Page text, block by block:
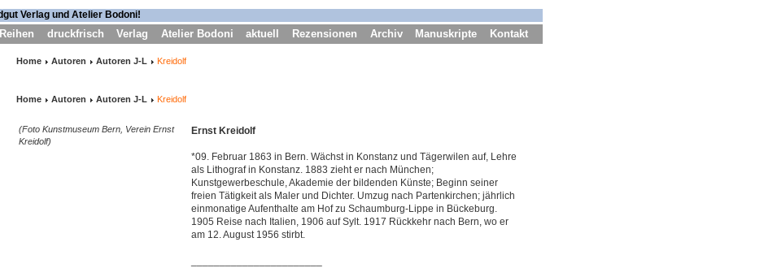
Reihen druckfrisch Verlag Atelier Bodoni aktuell Rezensionen Archiv Manuskripte Kontakt
Home Autoren Autoren J-L Kreidolf
Home Autoren Autoren J-L Kreidolf
(Foto Kunstmuseum Bern, Verein Ernst
Kreidolf)
Ernst Kreidolf
*09. Februar 1863 in Bern. Wächst in Konstanz und Tägerwilen auf, Lehre
als Lithograf in Konstanz. 1883 zieht er nach München;
Kunstgewerbeschule, Akademie der bildenden Künste; Beginn seiner
freien Tätigkeit als Maler und Dichter. Umzug nach Partenkirchen; jährlich
einmonatige Aufenthalte am Hof zu Schaumburg-Lippe in Bückeburg.
1905 Reise nach Italien, 1906 auf Sylt. 1917 Rückkehr nach Bern, wo er
am 12. August 1956 stirbt.